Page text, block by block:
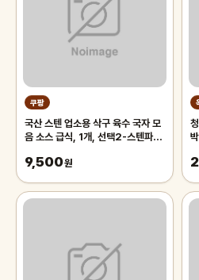
쿠팡
국산 스텐 업소용 삭구 육수 국자 모
음 소스 급식, 1개, 선택2-스텐파란
9,500원